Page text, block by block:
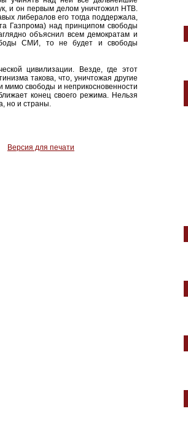
и он первым делом уничтожил НТВ.
либералов его тогда поддержала,
Газпрома) над принципом свободы
объяснил всем демократам и
СМИ, то не будет и свободы
цивилизации. Везде, где этот
такова, что, уничтожая другие
мимо свободы и неприкосновенности
конец своего режима. Нельзя
но и страны.
Версия для печати